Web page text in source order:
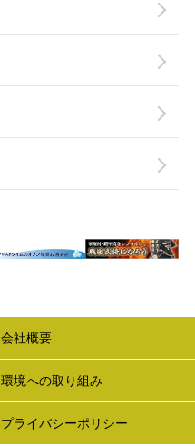
会社概要
環境への取り組み
プライバシーポリシー